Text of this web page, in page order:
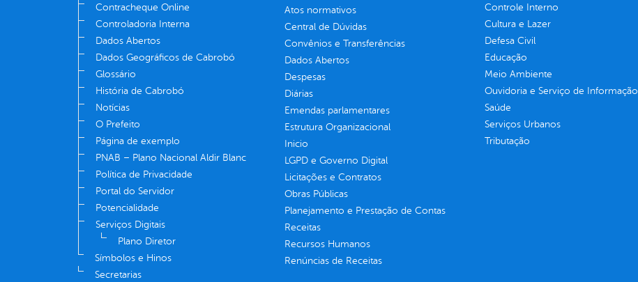
Contracheque Online
Controladoria Interna
Dados Abertos
Dados Geográficos de Cabrobó
Glossário
História de Cabrobó
Notícias
O Prefeito
Página de exemplo
PNAB – Plano Nacional Aldir Blanc
Política de Privacidade
Portal do Servidor
Potencialidade
Serviços Digitais
Plano Diretor
Símbolos e Hinos
Secretarias
Atos normativos
Central de Dúvidas
Convênios e Transferências
Dados Abertos
Despesas
Diárias
Emendas parlamentares
Estrutura Organizacional
Inicio
LGPD e Governo Digital
Licitações e Contratos
Obras Públicas
Planejamento e Prestação de Contas
Receitas
Recursos Humanos
Renúncias de Receitas
Controle Interno
Cultura e Lazer
Defesa Civil
Educação
Meio Ambiente
Ouvidoria e Serviço de Informação
Saúde
Serviços Urbanos
Tributação